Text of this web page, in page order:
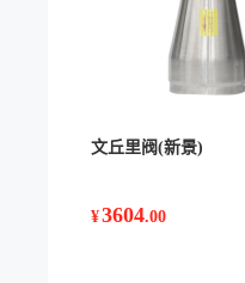
文丘里阀(新景)
¥3604.00